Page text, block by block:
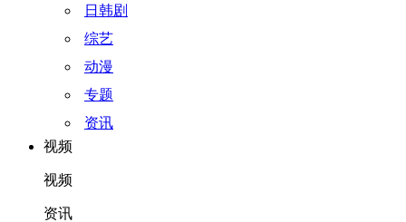
日韩剧
综艺
动漫
专题
资讯
视频
视频
资讯